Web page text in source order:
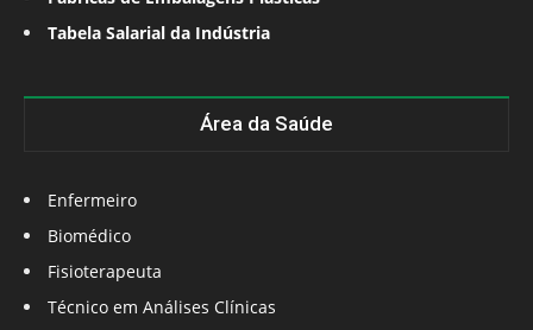
Tabela Salarial da Indústria
Área da Saúde
Enfermeiro
Biomédico
Fisioterapeuta
Técnico em Análises Clínicas